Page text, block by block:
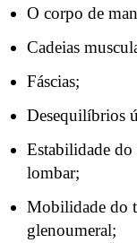
O corpo de
Cadeias
Fáscias;
Desequilíbrios
Estabilidade do
lombar;
Mobilidade do
glenoumeral;